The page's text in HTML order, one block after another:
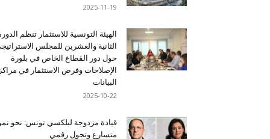
2025-11-19
الهيئة التونسية للاستثمار تنظم
الثانية والعشرين للمجلس
حول دور القطاع الخاص في بلورة
الإصلاحات وفرص الاستثمار في
البيانات
2025-10-22
قيادة مزدوجة لبلكسي تونس: نحو
متسارع وتحول رقمي